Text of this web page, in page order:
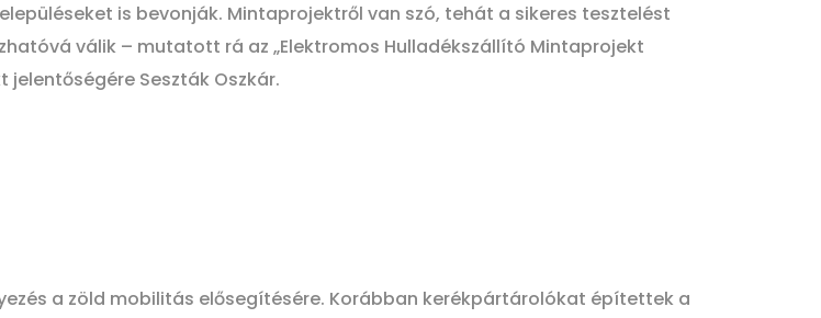
is bevonják. Mintaprojektről van szó, tehát a sikeres tesztelést
válik – mutatott rá az „Elektromos Hulladékszállító Mintaprojekt
Seszták Oszkár.
a zöld mobilitás elősegítésére. Korábban kerékpártárolókat építettek a